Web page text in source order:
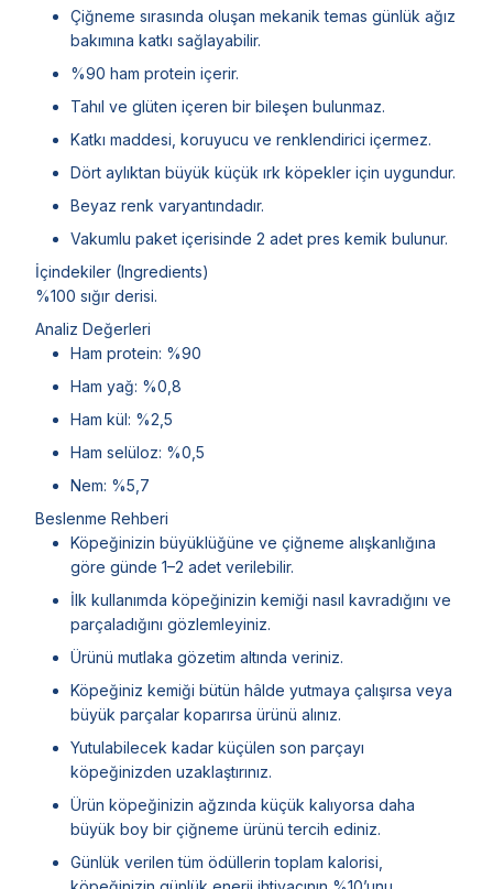
Çiğneme sırasında oluşan mekanik temas günlük ağız
bakımına katkı sağlayabilir.
%90 ham protein içerir.
Tahıl ve glüten içeren bir bileşen bulunmaz.
Katkı maddesi, koruyucu ve renklendirici içermez.
Dört aylıktan büyük küçük ırk köpekler için uygundur.
Beyaz renk varyantındadır.
Vakumlu paket içerisinde 2 adet pres kemik bulunur.
İçindekiler (Ingredients)
%100 sığır derisi.
Analiz Değerleri
Ham protein: %90
Ham yağ: %0,8
Ham kül: %2,5
Ham selüloz: %0,5
Nem: %5,7
Beslenme Rehberi
Köpeğinizin büyüklüğüne ve çiğneme alışkanlığına
göre günde 1–2 adet verilebilir.
İlk kullanımda köpeğinizin kemiği nasıl kavradığını ve
parçaladığını gözlemleyiniz.
Ürünü mutlaka gözetim altında veriniz.
Köpeğiniz kemiği bütün hâlde yutmaya çalışırsa veya
büyük parçalar koparırsa ürünü alınız.
Yutulabilecek kadar küçülen son parçayı
köpeğinizden uzaklaştırınız.
Ürün köpeğinizin ağzında küçük kalıyorsa daha
büyük boy bir çiğneme ürünü tercih ediniz.
Günlük verilen tüm ödüllerin toplam kalorisi,